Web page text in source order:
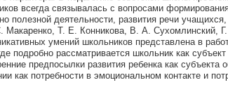
всегда связывалась с вопросами
полезной деятельности, развития речи
Макаренко, Т. Е. Конникова, В. А. Сухомлинский,
умений школьников представлена в
подробно рассматривается школьник как
предпосылки развития ребенка как субъекта
как потребности в эмоциональном контакте и